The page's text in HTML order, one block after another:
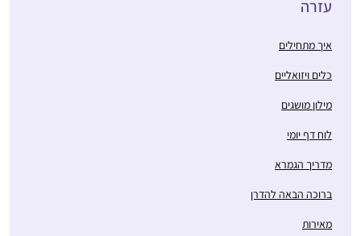
עזרה
איך מתחילים
כלים ויזואליים
מילון מושגים
לוח דף יומי
מדריך הגמרא
ברוכה הבאה להדרן
מאירות